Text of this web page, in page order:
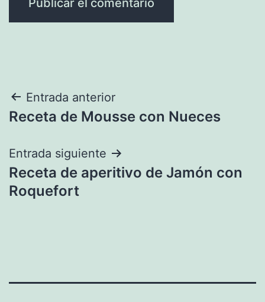
Navegación
de
entradas
Entrada anterior
Receta de Mousse con Nueces
Entrada siguiente
Receta de aperitivo de Jamón con
Roquefort